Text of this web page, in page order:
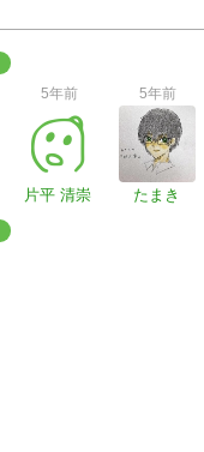
5年前
片平 清崇
5年前
たまき